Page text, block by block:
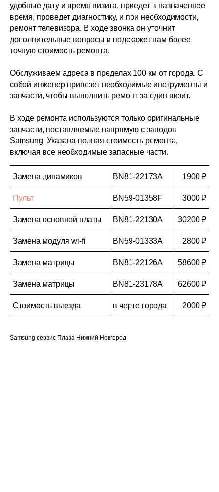
удобные дату и время визита, приедет в назначенное
время, проведет диагностику, и при необходимости,
ремонт телевизора. В ходе звонка он уточнит
дополнительные вопросы и подскажет вам более
точную стоимость ремонта.
Обслуживаем адреса в пределах 100 км от города. С
собой инженер привезет необходимые инструменты и
запчасти, чтобы выполнить ремонт за один визит.
В ходе ремонта используются только оригинальные
запчасти, поставляемые напрямую с заводов
Samsung. Указана полная стоимость ремонта,
включая все необходимые запасные части.
Замена динамиков BN81-22173A 1900 ₽
Пульт BN59-01358F 3000 ₽
Замена основной платы BN81-22130A 30200 ₽
Замена модуля wi-fi BN59-01333A 2800 ₽
Замена матрицы BN81-22126A 58600 ₽
Замена матрицы BN81-23178A 62600 ₽
Стоимость выезда в черте города 2000 ₽
Samsung сервис Плаза Нижний Новгород